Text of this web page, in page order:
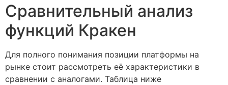
Сравнительный анализ
функций Кракен
Для полного понимания позиции платформы на
рынке стоит рассмотреть её характеристики в
сравнении с аналогами. Таблица ниже